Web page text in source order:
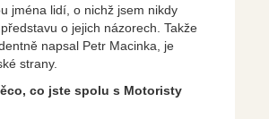
jména lidí, o nichž jsem nikdy
o jejich názorech. Takže
napsal Petr Macinka, je
strany.
co jste spolu s Motoristy